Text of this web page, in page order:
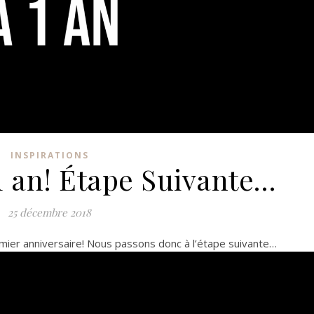
INSPIRATIONS
an! Étape Suivante…
25 décembre 2018
anniversaire! Nous passons donc à l’étape suivante…